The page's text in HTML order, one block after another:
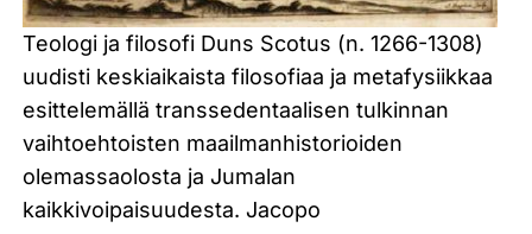
Teologi ja filosofi Duns Scotus (n. 1266-1308)
uudisti keskiaikaista filosofiaa ja metafysiikkaa
esittelemällä transsedentaalisen tulkinnan
vaihtoehtoisten maailmanhistorioiden
olemassaolosta ja Jumalan
kaikkivoipaisuudesta. Jacopo